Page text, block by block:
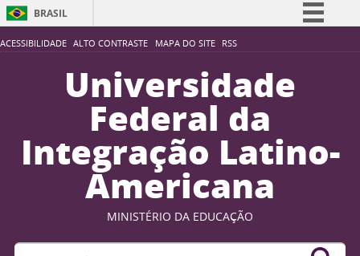
ACESSIBILIDADE ALTO CONTRASTE MAPA DO SITE RSS
BRASIL
Simplifique!
Participe
Acesso à informação
Legislação
Canais
Universidade
Federal da
Integração Latino-
Americana
MINISTÉRIO DA EDUCAÇÃO
Buscar no portal